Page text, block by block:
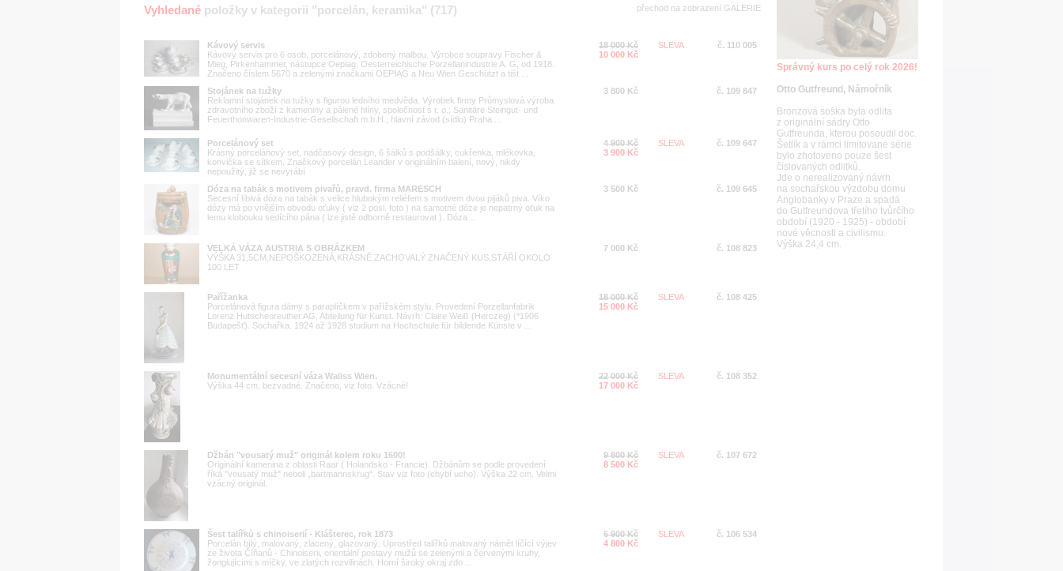
Vyhledané položky v kategorii "porcelán, keramika" (717) přechod na zobrazení GALERIE
Kávový servis
Kávový servis pro 6 osob, porcelánový, zdobený malbou. Výrobce soupravy Fischer &
Mieg, Pirkenhammer, nástupce Oepiag, Oesterreichische Porzellanindustrie A. G, od 1918.
Značeno číslem 5670 a zelenými značkami OEPIAG a Neu Wien Geschützt a tišt ...
18 000 Kč
10 000 Kč
SLEVA č. 110 005
Stojánek na tužky
Reklamní stojánek na tužky s figurou ledního medvěda. Výrobek firmy Průmyslová výroba
zdravotního zboží z kameniny a pálené hlíny, společnost s r. o.; Sanitäre Steingut- und
Feuerthonwaren-Industrie-Gesellschaft m.b.H., hlavní závod (sídlo) Praha ...
3 800 Kč č. 109 847
Porcelánový set
Krásný porcelánový set, nadčasový design, 6 šálků s podšálky, cukřenka, mlékovka,
konvička se sítkem. Značkový porcelán Leander v originálním balení, nový, nikdy
nepoužitý, již se nevyrábí
4 900 Kč
3 900 Kč
SLEVA č. 109 647
Dóza na tabák s motivem pivařů, pravd. firma MARESCH
Secesní líbivá dóza na tabák s velice hlubokým reliéfem s motivem dvou pijáků piva. Víko
dózy má po vnějším obvodu oťuky ( viz 2 posl. foto ) na samotné dóze je nepatrný oťuk na
lemu klobouku sedícího pána ( lze jistě odborně restaurovat ). Dóza ...
3 500 Kč č. 109 645
VELKÁ VÁZA AUSTRIA S OBRÁZKEM
VÝŠKA 31,5CM,NEPOŠKOZENÁ,KRÁSNĚ ZACHOVALÝ ZNAČENÝ KUS,STÁŘÍ OKOLO
100 LET
7 000 Kč č. 108 823
Pařížanka
Porcelánová figura dámy s paraplíčkem v pařížském stylu. Provedení Porzellanfabrik
Lorenz Hutschenreuther AG, Abteilung für Kunst. Návrh: Claire Weiß (Herczeg) (*1906
Budapešť). Sochařka. 1924 až 1928 studium na Hochschule für bildende Künste v ...
18 000 Kč
15 000 Kč
SLEVA č. 108 425
Monumentální secesní váza Waliss Wien.
Výška 44 cm, bezvadné. Značeno, viz foto. Vzácné!
22 000 Kč
17 000 Kč
SLEVA č. 108 352
Džbán "vousatý muž" originál kolem roku 1600!
Originální kamenina z oblasti Raar ( Holandsko - Francie). Džbánům se podle provedení
říká "vousatý muž" neboli „bartmannskrug“. Stav viz foto (chybí ucho). Výška 22 cm. Velmi
vzácný originál.
9 800 Kč
8 500 Kč
SLEVA č. 107 672
Šest talířků s chinoiserií - Klášterec, rok 1873
Porcelán bílý, malovaný, zlacený, glazovaný. Uprostřed talířků malovaný námět líčící výjev
ze života Číňanů - Chinoiserii, orientální postavy mužů se zelenými a červenými kruhy,
žonglujícími s míčky, ve zlatých rozvilinách. Horní široký okraj zdo ...
6 900 Kč
4 800 Kč
SLEVA č. 106 534
Správný kurs po celý rok 2026!
Otto Gutfreund, Námořník
Bronzová soška byla odlita
z originální sádry Otto
Gutfreunda, kterou posoudil doc.
Šetlík a v rámci limitované série
bylo zhotoveno pouze šest
číslovaných odlitků.
Jde o nerealizovaný návrh
na sochařskou výzdobu domu
Anglobanky v Praze a spadá
do Gutfreundova třetího tvůrčího
období (1920 - 1925) - období
nové věcnosti a civilismu.
Výška 24,4 cm.